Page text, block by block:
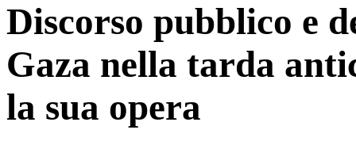
Discorso pubblico e
Gaza nella tarda
la sua opera